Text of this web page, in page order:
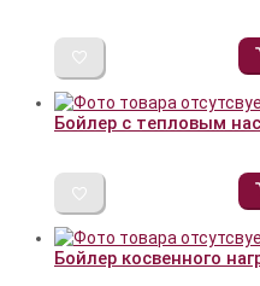
Бойлер с тепловым
Бойлер косвенного